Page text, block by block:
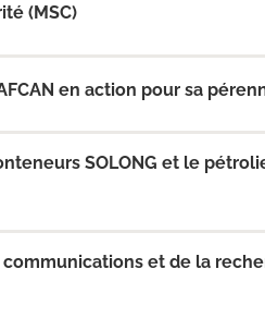
(MSC)
en action pour sa
SOLONG et le
et de la